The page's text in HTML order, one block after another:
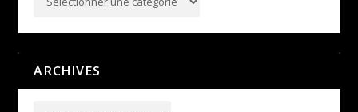
ARCHIVES